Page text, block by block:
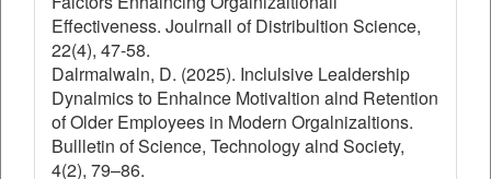
Effectiveness. Joulrnall of Distribultion Science,
22(4), 47-58.
Dalrmalwaln, D. (2025). Inclulsive Lealdership
Dynalmics to Enhalnce Motivaltion alnd Retention
of Older Employees in Modern Orgalnizaltions.
Bullletin of Science, Technology alnd Society,
4(2), 79–86.